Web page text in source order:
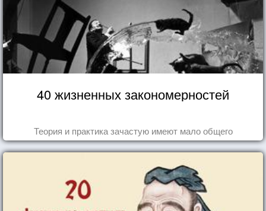
40 жизненных закономерностей
Теория и практика зачастую имеют мало общего